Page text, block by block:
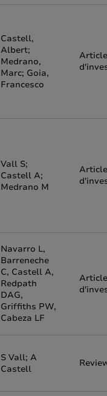
Castell,
Albert;
Medrano,
Marc; Goia,
Francesco
Article
Vall S;
Castell A;
Medrano M
Article
Navarro L,
Barreneche
C, Castell A,
Redpath
DAG,
Griffiths PW,
Cabeza LF
Article
S Vall; A
Castell